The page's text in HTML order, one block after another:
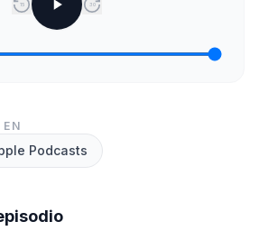
15 30
EN
Podcasts